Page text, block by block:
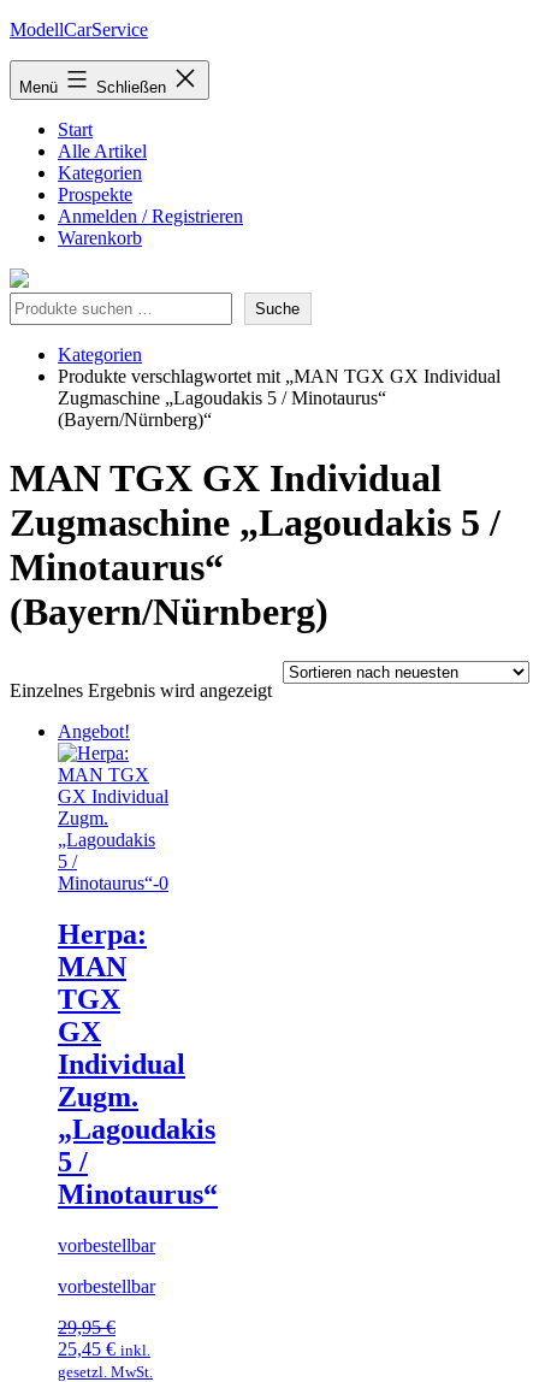
Zum
springen
ModellCarService
Menü Schließen
Start
Alle Artikel
Kategorien
Prospekte
Anmelden / Registrieren
Warenkorb
Suche Suche
Kategorien
Produkte verschlagwortet mit „MAN TGX GX Individual
Zugmaschine „Lagoudakis 5 / Minotaurus“
(Bayern/Nürnberg)“
MAN TGX GX Individual
Zugmaschine „Lagoudakis 5 /
Minotaurus“
(Bayern/Nürnberg)
Einzelnes Ergebnis wird angezeigt
Angebot!
Herpa:
MAN
TGX
GX
Individual
Zugm.
„Lagoudakis
5 /
Minotaurus“
vorbestellbar
vorbestellbar
29,95€
Ursprünglicher
Preis
25,45 €Aktueller
Preis
inkl.
gesetzl. MwSt.